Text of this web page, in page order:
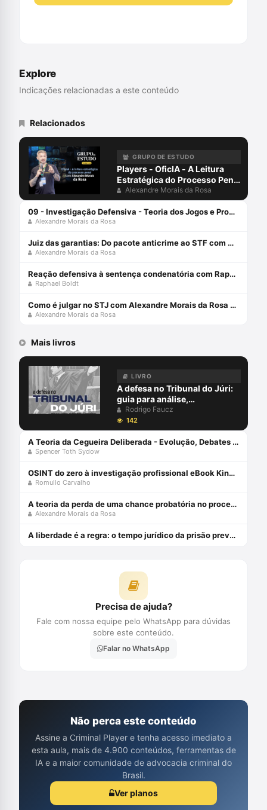
Explore
Indicações relacionadas a este conteúdo
Relacionados
GRUPO DE ESTUDO
Players - OficIA - A Leitura
Estratégica do Processo Penal
com Alexandre Morais da
Rosa
Alexandre Morais da Rosa
09 - Investigação Defensiva - Teoria dos Jogos e Processo Penal
Alexandre Morais da Rosa
Juiz das garantias: Do pacote anticrime ao STF com Alexandre Morais da Rosa e Jacinto Coutinho
Alexandre Morais da Rosa
Reação defensiva à sentença condenatória com Raphael Boldt e Alexandre Morais da Rosa
Raphael Boldt
Como é julgar no STJ com Alexandre Morais da Rosa e Ministra do STJ Daniela Teixeira
Alexandre Morais da Rosa
Mais livros
LIVRO
A defesa no Tribunal do Júri:
guia para análise,
planejamento e estratégias -
junho 2024
Rodrigo Faucz
142
A Teoria da Cegueira Deliberada - Evolução, Debates Dogmáticos, Propostas, Dificuldades de Aplicabilidade - 2ª Edição (2022) Capa comum 1 janeiro 2019
Spencer Toth Sydow
OSINT do zero à investigação profissional eBook Kindle
Romullo Carvalho
A teoria da perda de uma chance probatória no processo penal - julho 2024
Alexandre Morais da Rosa
A liberdade é a regra: o tempo jurídico da prisão preventiva - julho 2024
Precisa de ajuda?
Fale com nossa equipe pelo WhatsApp para dúvidas
sobre este conteúdo.
Falar no WhatsApp
Não perca este conteúdo
Assine a Criminal Player e tenha acesso imediato a
esta aula, mais de 4.900 conteúdos, ferramentas de
IA e a maior comunidade de advocacia criminal do
Brasil.
Ver planos